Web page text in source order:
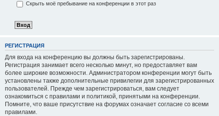
Скрыть моё пребывание на конференции в этот раз
РЕГИСТРАЦИЯ
Для входа на конференцию вы должны быть зарегистрированы.
Регистрация занимает всего несколько минут, но предоставляет вам
более широкие возможности. Администратором конференции могут быть
установлены также дополнительные привилегии для зарегистрированных
пользователей. Прежде чем зарегистрироваться, вам следует
ознакомиться с правилами и политикой, принятыми на конференции.
Помните, что ваше присутствие на форумах означает согласие со всеми
правилами.